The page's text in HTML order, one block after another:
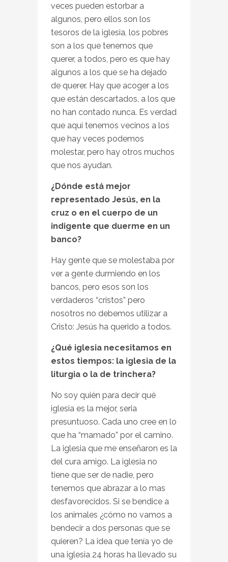
veces pueden estorbar a
algunos, pero ellos son los
tesoros de la iglesia, los pobres
son a los que tenemos que
querer, a todos, pero es que hay
algunos a los que se ha dejado
de querer. Hay que acoger a los
que están descartados, a los que
no han contado nunca. Es verdad
que aquí tenemos vecinos a los
que hay veces podemos
molestar, pero hay otros muchos
que nos ayudan.
¿Dónde está mejor
representado Jesús, en la
cruz o en el cuerpo de un
indigente que duerme en un
banco?
Hay gente que se molestaba por
ver a gente durmiendo en los
bancos, pero esos son los
verdaderos “cristos” pero
nosotros no debemos utilizar a
Cristo: Jesús ha querido a todos.
¿Qué iglesia necesitamos en
estos tiempos: la iglesia de la
liturgia o la de trinchera?
No soy quién para decir qué
iglesia es la mejor, seria
presuntuoso. Cada uno cree en lo
que ha “mamado” por el camino.
La iglesia que me enseñaron es la
del cura amigo. La iglesia no
tiene que ser de nadie, pero
tenemos que abrazar a lo mas
desfavorecidos. Si se bendice a
los animales ¿cómo no vamos a
bendecir a dos personas que se
quieren? La idea que tenía yo de
una iglesia 24 horas ha llevado su